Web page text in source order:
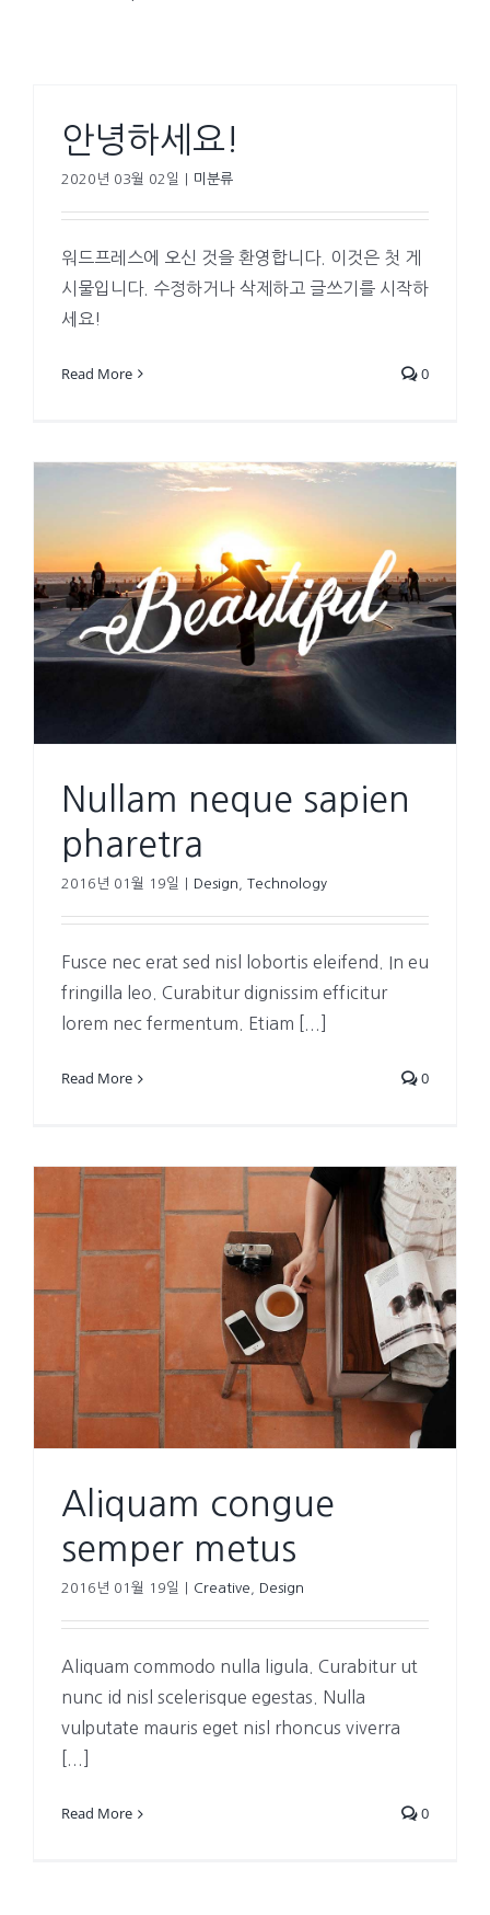
안녕하세요!
2020년 03월 02일 미분류
워드프레스에 오신 것을 환영합니다. 이것은 첫 게
시물입니다. 수정하거나 삭제하고 글쓰기를 시작하
세요!
Read More 0
Nullam neque sapien
pharetra
2016년 01월 19일 Design Technology
Fusce nec erat sed nisl lobortis eleifend. In eu
fringilla leo. Curabitur dignissim efficitur
lorem nec fermentum. Etiam [...]
Read More 0
Aliquam congue
semper metus
2016년 01월 19일 Creative Design
Aliquam commodo nulla ligula. Curabitur ut
nunc id nisl scelerisque egestas. Nulla
vulputate mauris eget nisl rhoncus viverra
Read More 0